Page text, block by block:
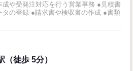
成や受発注対応を行う営業事務 ●見積書
の登録 ●請求書や検収書の作成 ●書類
（徒歩 5分）